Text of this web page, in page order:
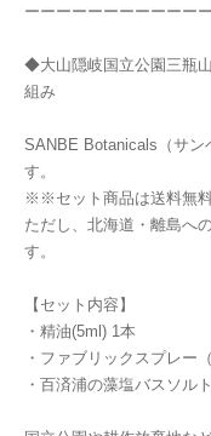
ーーーーーーーーーーー
◆大山隠岐国立公園三瓶
組み
SANBE Botanicals（サン
す。
※※セット商品は送料無
ただし、北海道・離島へ
す。
【セット内容】
・精油(5ml) 1本
・ファブリックスプレー
・百済浦の藻塩バスソル